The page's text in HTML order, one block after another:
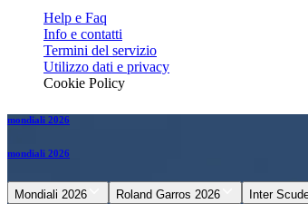
Help e Faq
Info e contatti
Termini del servizio
Utilizzo dati e privacy
Cookie Policy
mondiali 2026
mondiali 2026
Mondiali 2026 Roland Garros 2026 Inter